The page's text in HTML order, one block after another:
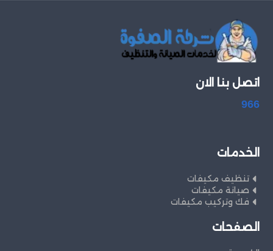
اتصل بنا الان
966
الخدمات
تنظيف مكيفات
صيانة مكيفات
فك وتركيب مكيفات
الصفحات